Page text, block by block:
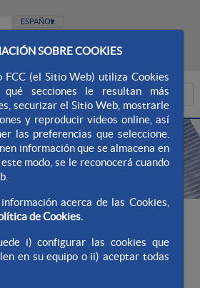
SOBRE COOKIES
FCC (el Sitio Web) utiliza Cookies
qué secciones le resultan más
securizar el Sitio Web, mostrarle
y reproducir videos online, así
las preferencias que seleccione.
información que se almacena en
modo, se le reconocerá cuando
acerca de las Cookies,
de Cookies.
i) configurar las cookies que
en su equipo o ii) aceptar todas
WEB AQUALIA WEB AYUNTAMIENTO